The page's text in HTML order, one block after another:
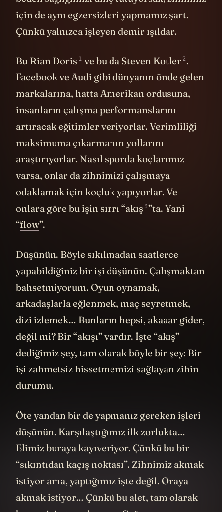
için de aynı egzersizleri yapmamız şart.
Çünkü yalnızca işleyen demir ışıldar.
Bu Rian Doris 1 ve bu da Steven Kotler2.
Facebook ve Audi gibi dünyanın önde gelen
markalarına, hatta Amerikan ordusuna,
insanların çalışma performanslarını
artıracak eğitimler veriyorlar. Verimliliği
maksimuma çıkarmanın yollarını
araştırıyorlar. Nasıl sporda koçlarımız
varsa, onlar da zihnimizi çalışmaya
odaklamak için koçluk yapıyorlar. Ve
onlara göre bu işin sırrı “akış 3”ta. Yani
“flow”.
Düşünün. Böyle sıkılmadan saatlerce
yapabildiğiniz bir işi düşünün. Çalışmaktan
bahsetmiyorum. Oyun oynamak,
arkadaşlarla eğlenmek, maç seyretmek,
dizi izlemek… Bunların hepsi, akaaar gider,
değil mi? Bir “akışı” vardır. İşte “akış”
dediğimiz şey, tam olarak böyle bir şey: Bir
işi zahmetsiz hissetmemizi sağlayan zihin
durumu.
Öte yandan bir de yapmanız gereken işleri
düşünün. Karşılaştığımız ilk zorlukta…
Elimiz buraya kayıveriyor. Çünkü bu bir
“sıkıntıdan kaçış noktası”. Zihnimiz akmak
istiyor ama, yaptığımız işte değil. Oraya
akmak istiyor… Çünkü bu alet, tam olarak